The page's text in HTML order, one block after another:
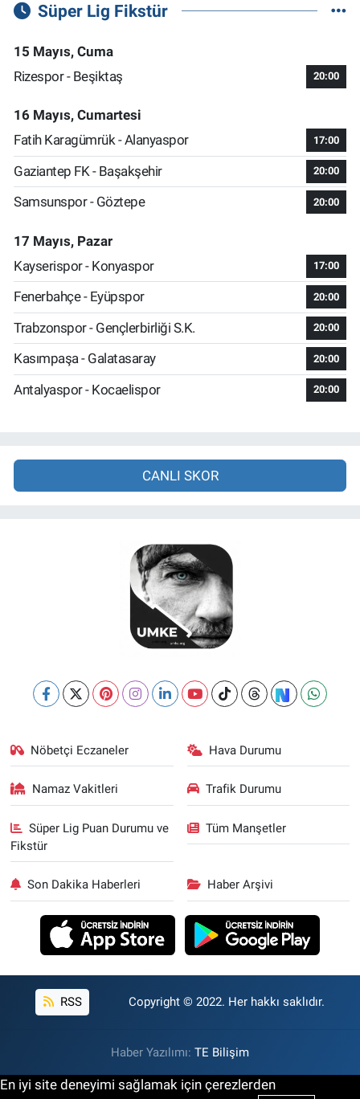
Süper Lig Fikstür
15 Mayıs, Cuma
Rizespor - Beşiktaş
20:00
16 Mayıs, Cumartesi
Fatih Karagümrük - Alanyaspor
17:00
Gaziantep FK - Başakşehir 20:00
Samsunspor - Göztepe 20:00
17 Mayıs, Pazar
Kayserispor - Konyaspor
17:00
Fenerbahçe - Eyüpspor 20:00
Trabzonspor - Gençlerbirliği S.K. 20:00
Kasımpaşa - Galatasaray 20:00
Antalyaspor - Kocaelispor 20:00
CANLI SKOR
Nöbetçi Eczaneler Hava Durumu
Namaz Vakitleri Trafik Durumu
Süper Lig Puan Durumu ve
Fikstür
Tüm Manşetler
Son Dakika Haberleri Haber Arşivi
RSS Copyright © 2022. Her hakkı saklıdır.
Haber Yazılımı: TE Bilişim
En iyi site deneyimi sağlamak için çerezlerden